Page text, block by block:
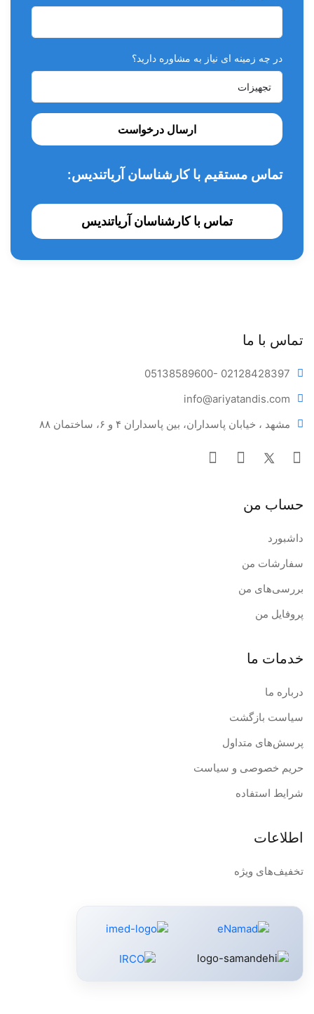
در چه زمینه ای نیاز به مشاوره دارید؟
ارسال درخواست
تماس مستقیم با کارشناسان آریاتندیس:
تماس با کارشناسان آریاتندیس
تماس با ما
05138589600- 02128428397
info@ariyatandis.com
مشهد ، خیابان پاسداران، بین پاسداران ۴ و ۶، ساختمان ۸۸
حساب من
داشبورد
سفارشات من
بررسی‌های من
پروفایل من
خدمات ما
درباره ما
سیاست بازگشت
پرسش‌های متداول
حریم خصوصی و سیاست
شرایط استفاده
اطلاعات
تخفیف‌های ویژه